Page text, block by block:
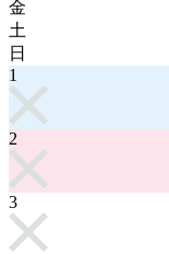
金
土
日
1
2
3